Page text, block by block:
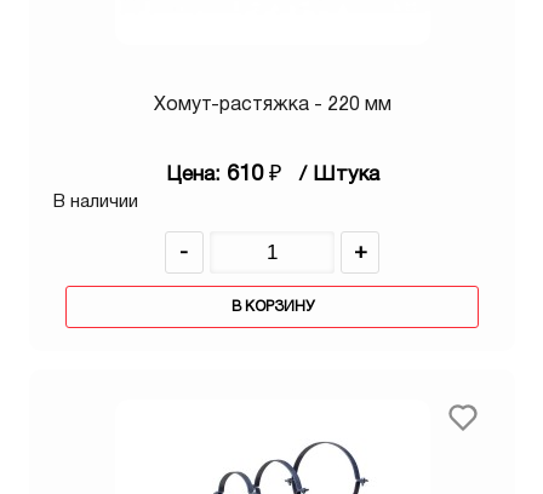
Хомут-растяжка - 220 мм
Цена: 610 ₽ / Штука
В наличии
- +
В КОРЗИНУ